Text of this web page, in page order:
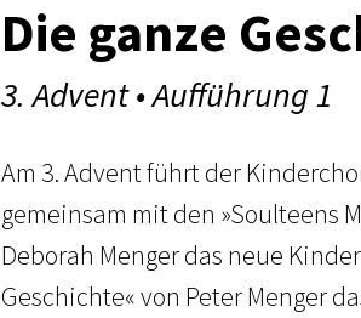
Die ganze
3. Advent • Aufführung 1
Am 3. Advent führt der
gemeinsam mit den »Soulteens
Deborah Menger das neue
Geschichte« von Peter Menger